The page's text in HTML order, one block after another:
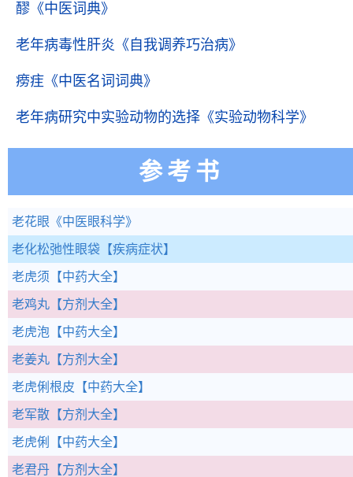
醪 《中医词典》
老年病毒性肝炎 《自我调养巧治病》
痨疰 《中医名词词典》
老年病研究中实验动物的选择 《实验动物科学》
参考书
老花眼 《中医眼科学》
老化松弛性眼袋 【疾病症状】
老虎须 【中药大全】
老鸡丸 【方剂大全】
老虎泡 【中药大全】
老姜丸 【方剂大全】
老虎俐根皮 【中药大全】
老军散 【方剂大全】
老虎俐 【中药大全】
老君丹 【方剂大全】